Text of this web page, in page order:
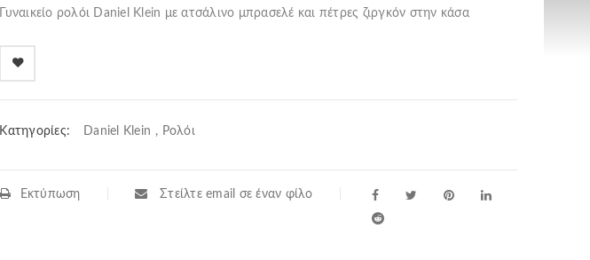
Γυναικείο ρολόι Daniel Klein με ατσάλινο μπρασελέ και πέτρες ζιργκόν στην κάσα
Κατηγορίες: Daniel Klein , Ρολόι
Εκτύπωση Στείλτε email σε έναν φίλο